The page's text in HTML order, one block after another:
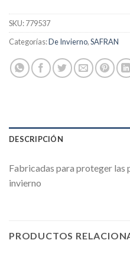
SKU:779537
Categorías:De Invierno,SAFRAN
DESCRIPCIÓN
Fabricadas para proteger las
invierno
PRODUCTOS